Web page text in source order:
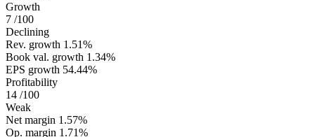
Growth
7 /100
Declining
Rev. growth 1.51%
Book val. growth 1.34%
EPS growth 54.44%
Profitability
14 /100
Weak
Net margin 1.57%
Op. margin 1.71%